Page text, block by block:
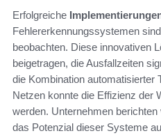
Erfolgreiche
Fehlererkennungssystemen
beobachten. Diese innovativen
beigetragen, die Ausfallzeiten
die Kombination automatisierter
Netzen konnte die Effizienz der
werden. Unternehmen
das Potenzial dieser Systeme